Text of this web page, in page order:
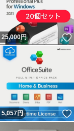
いいね！
25,000円
いいね！
5,057円